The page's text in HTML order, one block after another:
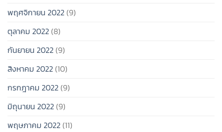
พฤศจิกายน 2022(9)
ตุลาคม 2022(8)
กันยายน 2022(9)
สิงหาคม 2022(10)
กรกฎาคม 2022(9)
มิถุนายน 2022(9)
พฤษภาคม 2022(11)